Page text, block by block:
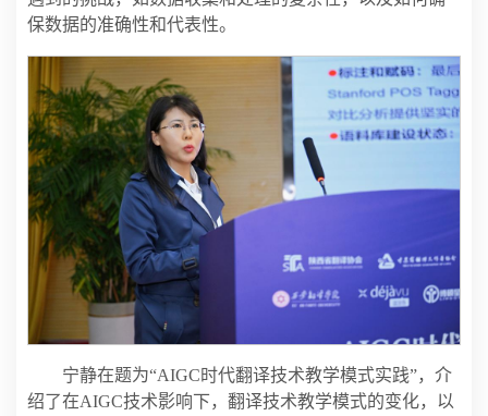
保数据的准确性和代表性。
宁静在题为“AIGC时代翻译技术教学模式实践”，介
绍了在AIGC技术影响下，翻译技术教学模式的变化，以